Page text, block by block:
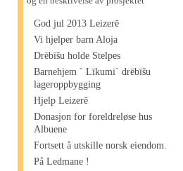
God jul 2013 Leizerē
Vi hjelper barn Aloja
Drēbīšu holde Stelpes
Barnehjem ` Līkumi` drēbīšu
lageroppbygging
Hjelp Leizerē
Donasjon for foreldreløse hus
Albuene
Fortsett å utskille norsk eiendom.
På Ledmane !